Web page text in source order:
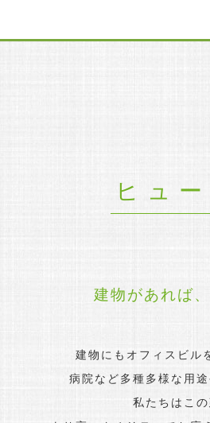
ヒュ
建物があれば、
建物にもオフィスビル
病院など多種多様な用
私たちはこ